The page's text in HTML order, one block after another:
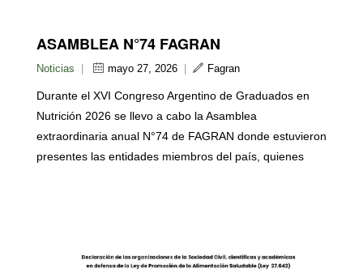
ASAMBLEA N°74 FAGRAN
Noticias mayo 27, 2026 Fagran
Durante el XVI Congreso Argentino de Graduados en
Nutrición 2026 se llevo a cabo la Asamblea
extraordinaria anual N°74 de FAGRAN donde estuvieron
presentes las entidades miembros del país, quienes